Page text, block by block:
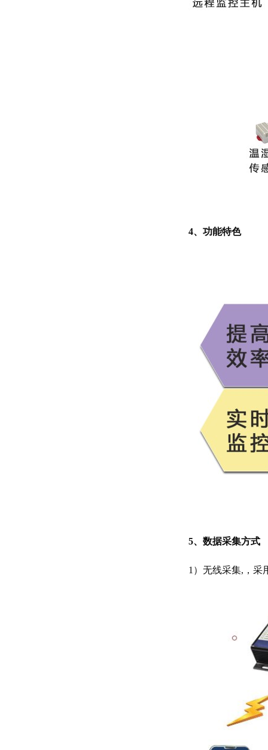
4、功能特色
5、数据采集方式
1）无线采集,，采